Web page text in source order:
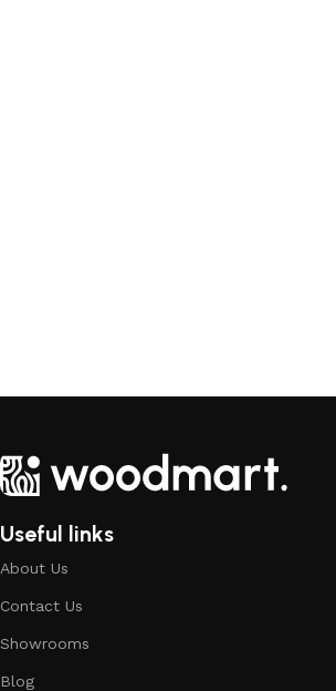
Useful links
About Us
Contact Us
Showrooms
Blog